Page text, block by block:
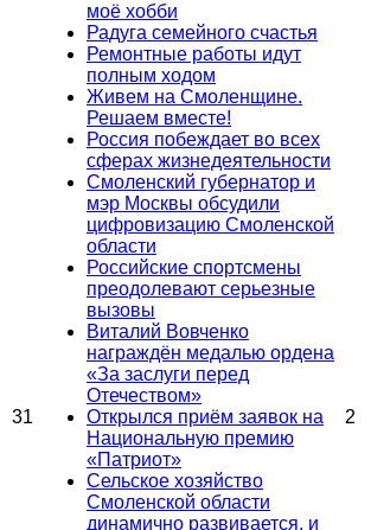
31
моё хобби
Радуга семейного счастья
Ремонтные работы идут
полным ходом
Живем на Смоленщине.
Решаем вместе!
Россия побеждает во всех
сферах жизнедеятельности
Смоленский губернатор и
мэр Москвы обсудили
цифровизацию Смоленской
области
Российские спортсмены
преодолевают серьезные
вызовы
Виталий Вовченко
награждён медалью ордена
«За заслуги перед
Отечеством»
Открылся приём заявок на
Национальную премию
«Патриот»
Сельское хозяйство
Смоленской области
динамично развивается, и
2